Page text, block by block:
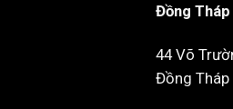
Đồng
44 Võ
Đồng Tháp